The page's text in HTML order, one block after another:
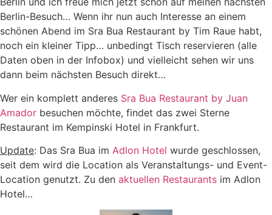
Berlin-Besuch… Wenn ihr nun auch Interesse an einem
schönen Abend im Sra Bua Restaurant by Tim Raue habt,
noch ein kleiner Tipp… unbedingt Tisch reservieren (alle
Daten oben in der Infobox) und vielleicht sehen wir uns
dann beim nächsten Besuch direkt…
Wer ein komplett anderes Sra Bua Restaurant by Juan
Amador besuchen möchte, findet das zwei Sterne
Restaurant im Kempinski Hotel in Frankfurt.
Update: Das Sra Bua im Adlon Hotel wurde geschlossen,
seit dem wird die Location als Veranstaltungs- und Event-
Location genutzt. Zu den aktuellen Restaurants im Adlon
Hotel…